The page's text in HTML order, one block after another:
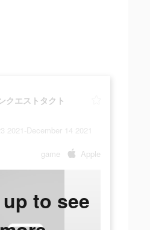
クエストタクト
2021-December 14 2021
game Apple
to see